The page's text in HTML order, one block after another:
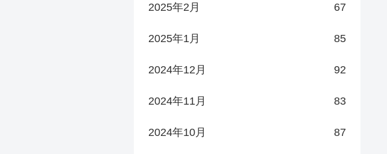
2025年2月 67
2025年1月 85
2024年12月 92
2024年11月 83
2024年10月 87